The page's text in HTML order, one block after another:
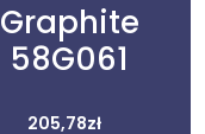
Graphite
58G061
205,78zł